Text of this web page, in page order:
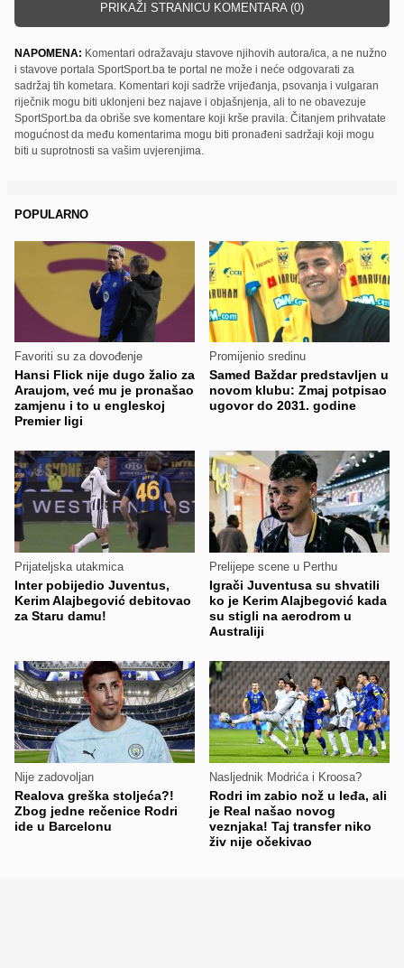
PRIKAŽI STRANICU KOMENTARA (0)
NAPOMENA: Komentari odražavaju stavove njihovih autora/ica, a ne nužno
i stavove portala SportSport.ba te portal ne može i neće odgovarati za
sadržaj tih kometara. Komentari koji sadrže vrijeđanja, psovanja i vulgaran
riječnik mogu biti uklonjeni bez najave i objašnjenja, ali to ne obavezuje
SportSport.ba da obriše sve komentare koji krše pravila. Čitanjem prihvatate
mogućnost da među komentarima mogu biti pronađeni sadržaji koji mogu
biti u suprotnosti sa vašim uvjerenjima.
POPULARNO
Favoriti su za dovođenje
Hansi Flick nije dugo žalio za
Araujom, već mu je pronašao
zamjenu i to u engleskoj
Premier ligi
Promijenio sredinu
Samed Baždar predstavljen u
novom klubu: Zmaj potpisao
ugovor do 2031. godine
Prijateljska utakmica
Inter pobijedio Juventus,
Kerim Alajbegović debitovao
za Staru damu!
Prelijepe scene u Perthu
Igrači Juventusa su shvatili
ko je Kerim Alajbegović kada
su stigli na aerodrom u
Australiji
Nije zadovoljan
Realova greška stoljeća?!
Zbog jedne rečenice Rodri
ide u Barcelonu
Nasljednik Modrića i Kroosa?
Rodri im zabio nož u leđa, ali
je Real našao novog
veznjaka! Taj transfer niko
živ nije očekivao